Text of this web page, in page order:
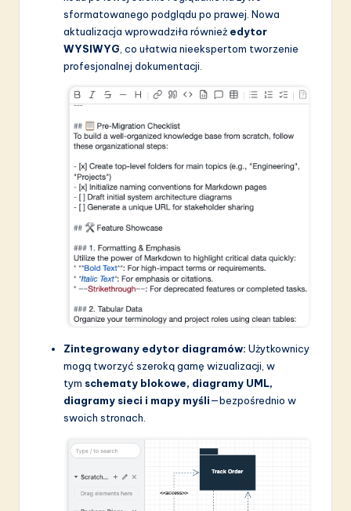
sformatowanego podglądu po prawej. Nowa
aktualizacja wprowadziła również edytor
WYSIWYG , co ułatwia nieekspertom tworzenie
profesjonalnej dokumentacji.
Zintegrowany edytor diagramów: Użytkownicy
mogą tworzyć szeroką gamę wizualizacji, w
tym schematy blokowe, diagramy UML,
diagramy sieci i mapy myśli—bezpośrednio w
swoich stronach.